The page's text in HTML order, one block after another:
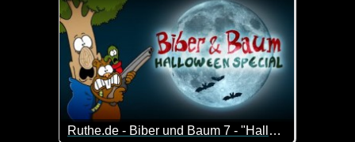
Ruthe.de - Biber und Baum 7 - "Halloween-Special"